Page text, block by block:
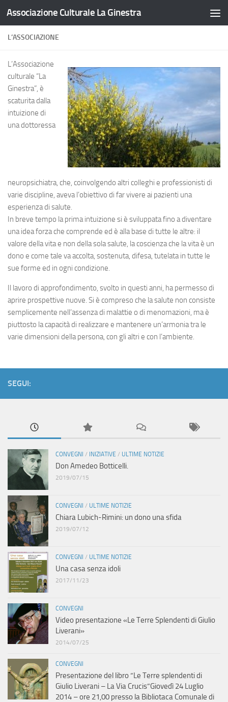
Salta al contenuto
Associazione Culturale La Ginestra
L’ASSOCIAZIONE
L’Associazione
culturale “La
Ginestra”, è
scaturita dalla
intuizione di
una dottoressa
neuropsichiatra, che, coinvolgendo altri colleghi e professionisti di
varie discipline, aveva l’obiettivo di far vivere ai pazienti una
esperienza di salute.
In breve tempo la prima intuizione si è sviluppata fino a diventare
una idea forza che comprende ed è alla base di tutte le altre: il
valore della vita e non della sola salute, la coscienza che la vita è un
dono e come tale va accolta, sostenuta, difesa, tutelata in tutte le
sue forme ed in ogni condizione.
Il lavoro di approfondimento, svolto in questi anni, ha permesso di
aprire prospettive nuove. Si è compreso che la salute non consiste
semplicemente nell’assenza di malattie o di menomazioni, ma è
piuttosto la capacità di realizzare e mantenere un’armonia tra le
varie dimensioni della persona, con gli altri e con l’ambiente.
SEGUI:
CONVEGNI / INIZIATIVE / ULTIME NOTIZIE
Don Amedeo Botticelli.
2019/07/15
CONVEGNI / ULTIME NOTIZIE
Chiara Lubich-Rimini: un dono una sfida
2019/07/12
CONVEGNI / ULTIME NOTIZIE
Una casa senza idoli
2017/11/23
CONVEGNI
Video presentazione «Le Terre Splendenti di Giulio
Liverani»
2014/07/25
CONVEGNI
Presentazione del libro “Le Terre splendenti di
Giulio Liverani – La Via Crucis”Giovedì 24 Luglio
2014 – ore 21,00 presso la Bibliotaca Comunale di